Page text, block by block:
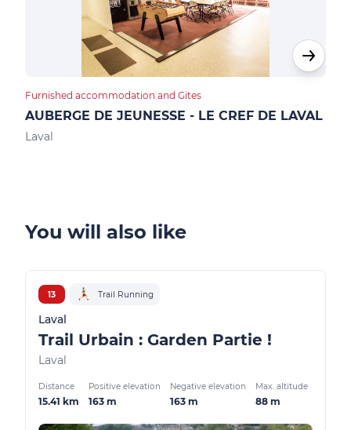
Furnished accommodation and Gites
AUBERGE DE JEUNESSE - LE CREF DE LAVAL
Laval
You will also like
13 Trail Running
Laval
Trail Urbain : Garden Partie !
Laval
Distance
15.41 km
Positive elevation
163 m
Negative elevation
163 m
Max. altitude
88 m